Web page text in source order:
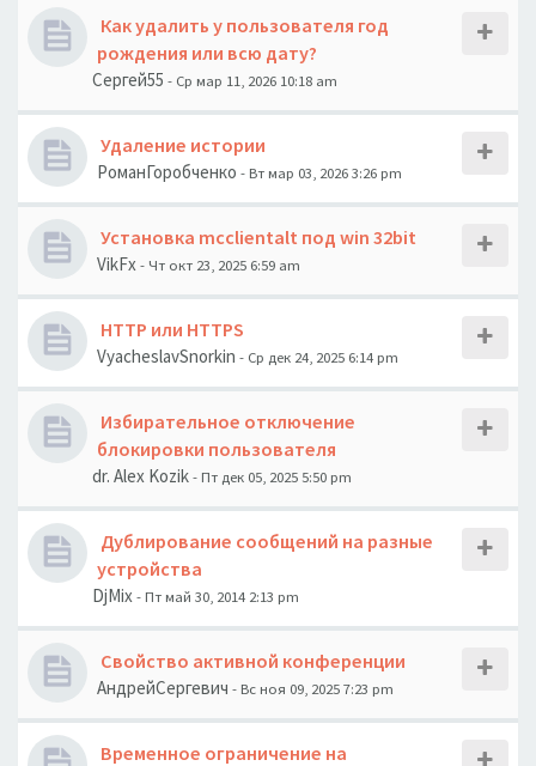
Как удалить у пользователя год
рождения или всю дату?
Сергей55 - Ср мар 11, 2026 10:18 am
Удаление истории
РоманГоробченко - Вт мар 03, 2026 3:26 pm
Установка mcclientalt под win 32bit
VikFx- Чт окт 23, 2025 6:59 am
HTTP или HTTPS
VyacheslavSnorkin - Ср дек 24, 2025 6:14 pm
Избирательное отключение
блокировки пользователя
dr. Alex Kozik- Пт дек 05, 2025 5:50 pm
Дублирование сообщений на разные
устройства
DjMix- Пт май 30, 2014 2:13 pm
Свойство активной конференции
АндрейСергевич - Вс ноя 09, 2025 7:23 pm
Временное ограничение на